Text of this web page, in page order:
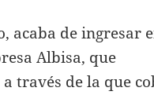
acaba de ingresar
Albisa, que
través de la que